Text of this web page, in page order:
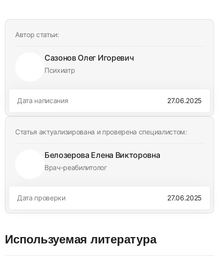
Автор статьи:
Сазонов Олег Игоревич
Психиатр
Дата написания 27.06.2025
Статья актуализирована и проверена специалистом:
Белозерова Елена Викторовна
Врач-реабилитолог
Дата проверки 27.06.2025
Используемая литература